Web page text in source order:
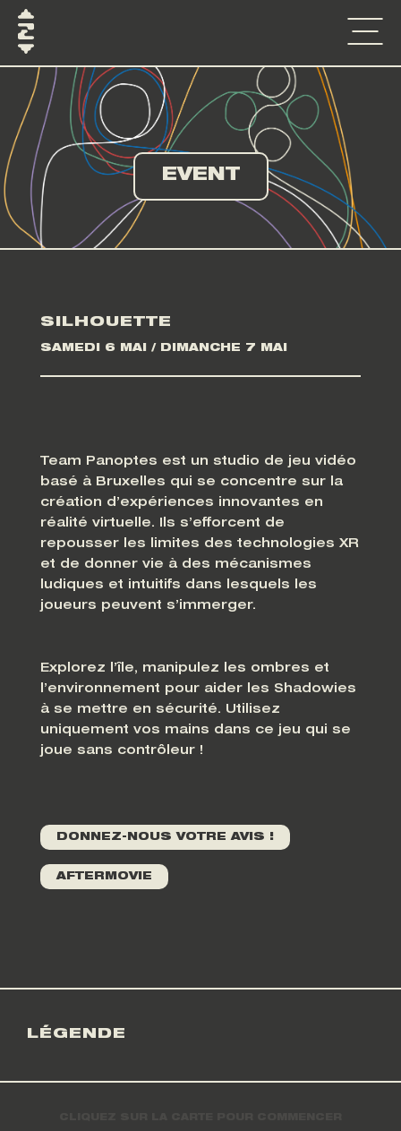
EVENT
SILHOUETTE
SAMEDI 6 MAI / DIMANCHE 7 MAI
Team Panoptes est un studio de jeu vidéo
basé à Bruxelles qui se concentre sur la
création d’expériences innovantes en
réalité virtuelle. Ils s’efforcent de
repousser les limites des technologies XR
et de donner vie à des mécanismes
ludiques et intuitifs dans lesquels les
joueurs peuvent s’immerger.
Explorez l’île, manipulez les ombres et
l’environnement pour aider les Shadowies
à se mettre en sécurité. Utilisez
uniquement vos mains dans ce jeu qui se
joue sans contrôleur !
DONNEZ-NOUS VOTRE AVIS !
AFTERMOVIE
LÉGENDE